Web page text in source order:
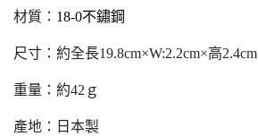
材質： 18-0不鏽鋼
尺寸：約全長19.8cm×W:2.2cm×高2.4cm
重量：約42ｇ
產地：日本製